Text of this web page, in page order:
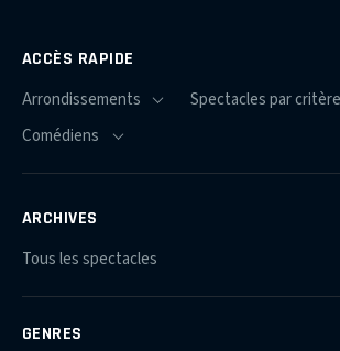
ACCÈS RAPIDE
ARCHIVES
Tous les spectacles
GENRES